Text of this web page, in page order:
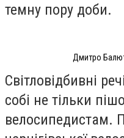
темну пору доби.
Дмитро
Світловідбивні
собі не тільки
велосипедистам.